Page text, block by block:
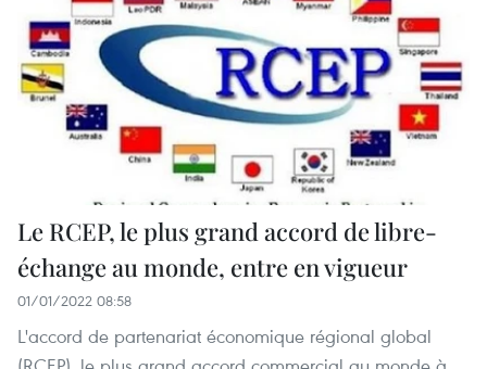
Le RCEP, le plus grand accord de libre-
échange au monde, entre en vigueur
01/01/2022 08:58
L'accord de partenariat économique régional global